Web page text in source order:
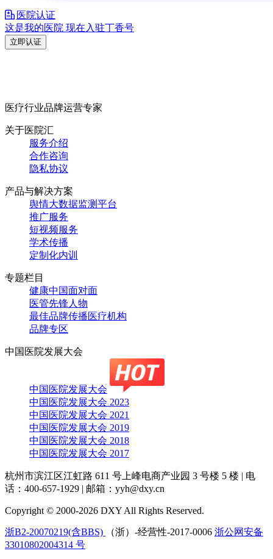
医院认证
这是我的医院 现在入驻丁香号
立即认证
医疗行业品牌运营专家
关于医院汇
服务介绍
合作咨询
隐私协议
产品与解决方案
舆情大数据监测平台
推广服务
短视频服务
学术传播
定制化内训
专题栏目
健康中国面对面
医管先锋人物
最佳品牌传播医疗机构
品牌专区
中国医院发展大会
中国医院发展大会
中国医院发展大会 2023
中国医院发展大会 2021
中国医院发展大会 2019
中国医院发展大会 2018
中国医院发展大会 2017
杭州市滨江区江虹路 611 号上峰电商产业园 3 号楼 5 楼 | 电
话：400-657-1929 | 邮箱：yyh@dxy.cn
Copyright © 2000-2026 DXY All Rights Reserved.
浙B2-20070219(含BBS) （浙）-经营性-2017-0006 浙公网安备
33010802004314 号